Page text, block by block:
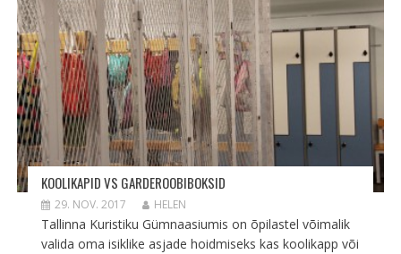
KOOLIKAPID VS GARDEROOBIBOKSID
29. NOV. 2017 HELEN
Tallinna Kuristiku Gümnaasiumis on õpilastel võimalik
valida oma isiklike asjade hoidmiseks kas koolikapp või